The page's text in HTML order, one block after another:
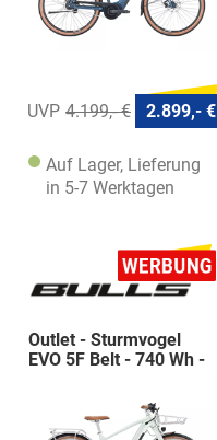
4.199,- € 2.899,- €
Auf Lager, Lieferung
in 5-7 Werktagen
Outlet - Sturmvogel
EVO 5F Belt - 740 Wh -